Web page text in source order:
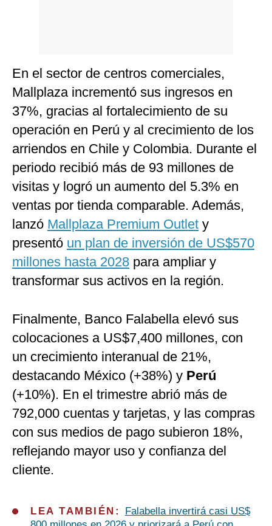
En el sector de centros comerciales,
Mallplaza incrementó sus ingresos en
37%, gracias al fortalecimiento de su
operación en Perú y al crecimiento de los
arriendos en Chile y Colombia. Durante el
periodo recibió más de 93 millones de
visitas y logró un aumento del 5.3% en
ventas por tienda comparable. Además,
lanzó Mallplaza Premium Outlet y
presentó un plan de inversión de US$570
millones hasta 2028 para ampliar y
transformar sus activos en la región.
Finalmente, Banco Falabella elevó sus
colocaciones a US$7,400 millones, con
un crecimiento interanual de 21%,
destacando México (+38%) y Perú
(+10%). En el trimestre abrió más de
792,000 cuentas y tarjetas, y las compras
con sus medios de pago subieron 18%,
reflejando mayor uso y confianza del
cliente.
LEA TAMBIÉN:
Falabella invertirá casi US$